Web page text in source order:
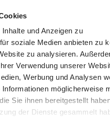
und Anzeigen zu
soziale Medien anbieten zu
zu analysieren.
Verwendung unserer
Werbung und Analysen
möglicherweise
Sie ihnen bereitgestellt
der Dienste gesammelt
Implementierung eines
(EMS), das Verbräuche
an die Netzauslastung
kurzeitiges Abschalten
der
- noch bis